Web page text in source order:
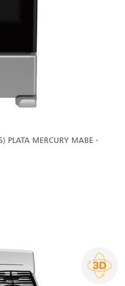
PLATA MERCURY MABE -